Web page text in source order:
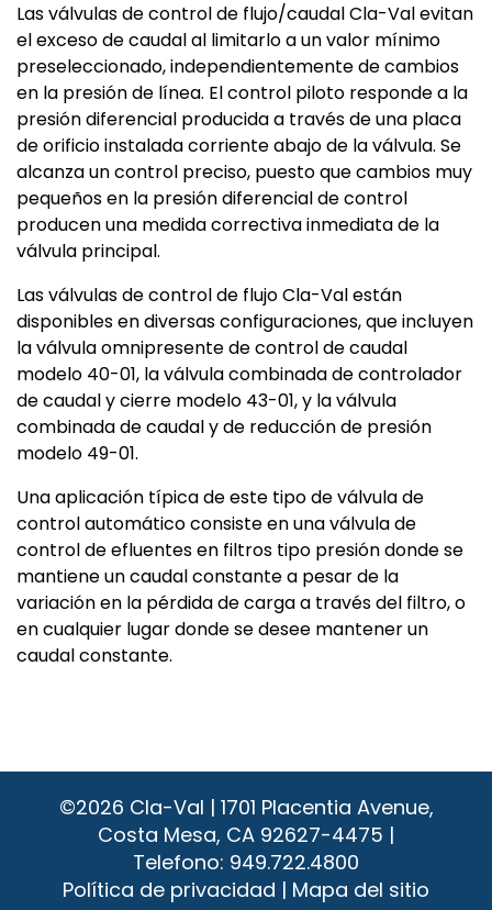
Las válvulas de control de flujo/caudal Cla-Val evitan
el exceso de caudal al limitarlo a un valor mínimo
preseleccionado, independientemente de cambios
en la presión de línea. El control piloto responde a la
presión diferencial producida a través de una placa
de orificio instalada corriente abajo de la válvula. Se
alcanza un control preciso, puesto que cambios muy
pequeños en la presión diferencial de control
producen una medida correctiva inmediata de la
válvula principal.
Las válvulas de control de flujo Cla-Val están
disponibles en diversas configuraciones, que incluyen
la válvula omnipresente de control de caudal
modelo 40-01, la válvula combinada de controlador
de caudal y cierre modelo 43-01, y la válvula
combinada de caudal y de reducción de presión
modelo 49-01.
Una aplicación típica de este tipo de válvula de
control automático consiste en una válvula de
control de efluentes en filtros tipo presión donde se
mantiene un caudal constante a pesar de la
variación en la pérdida de carga a través del filtro, o
en cualquier lugar donde se desee mantener un
caudal constante.
©2026 Cla-Val | 1701 Placentia Avenue,
Costa Mesa, CA 92627-4475 |
Telefono: 949.722.4800
Política de privacidad | Mapa del sitio